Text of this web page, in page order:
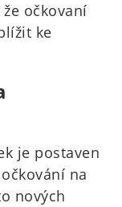
očkovaní
ke
je postaven
na
nových